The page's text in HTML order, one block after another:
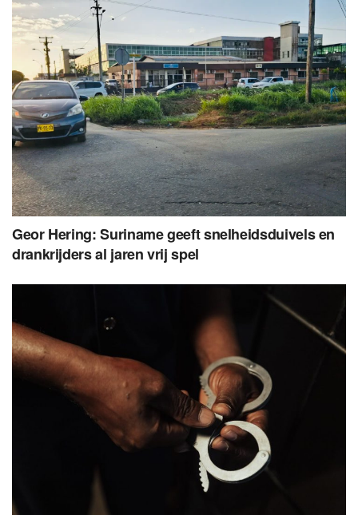
Geor Hering: Suriname geeft snelheidsduivels en
drankrijders al jaren vrij spel